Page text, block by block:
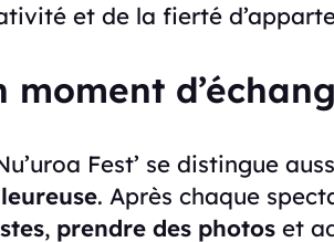
et de la fierté
moment
Fest’ se distingue
. Après chaque
, prendre des photos et